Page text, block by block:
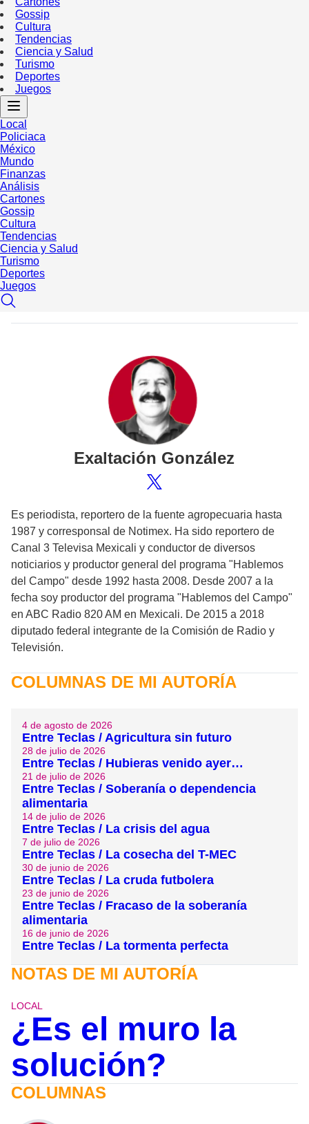
Gossip
Cultura
Tendencias
Ciencia y Salud
Turismo
Deportes
Juegos
Local
Policiaca
México
Mundo
Finanzas
Análisis
Cartones
Gossip
Cultura
Tendencias
Ciencia y Salud
Turismo
Deportes
Juegos
Exaltación González
Es periodista, reportero de la fuente agropecuaria hasta
1987 y corresponsal de Notimex. Ha sido reportero de
Canal 3 Televisa Mexicali y conductor de diversos
noticiarios y productor general del programa "Hablemos
del Campo" desde 1992 hasta 2008. Desde 2007 a la
fecha soy productor del programa "Hablemos del Campo"
en ABC Radio 820 AM en Mexicali. De 2015 a 2018
diputado federal integrante de la Comisión de Radio y
Televisión.
COLUMNAS DE MI AUTORÍA
4 de agosto de 2026
Entre Teclas / Agricultura sin futuro
28 de julio de 2026
Entre Teclas / Hubieras venido ayer…
21 de julio de 2026
Entre Teclas / Soberanía o dependencia
alimentaria
14 de julio de 2026
Entre Teclas / La crisis del agua
7 de julio de 2026
Entre Teclas / La cosecha del T-MEC
30 de junio de 2026
Entre Teclas / La cruda futbolera
23 de junio de 2026
Entre Teclas / Fracaso de la soberanía
alimentaria
16 de junio de 2026
Entre Teclas / La tormenta perfecta
NOTAS DE MI AUTORÍA
LOCAL
¿Es el muro la
solución?
COLUMNAS